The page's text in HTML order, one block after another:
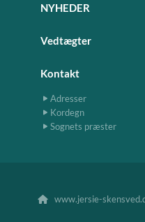
NYHEDER
Vedtægter
Kontakt
Adresser
Kordegn
Sognets præster
www.jersie-